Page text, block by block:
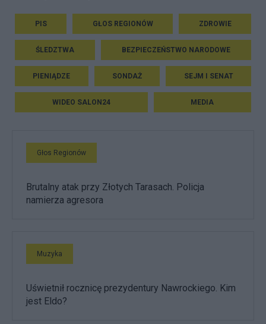
PIS GŁOS REGIONÓW ZDROWIE
ŚLEDZTWA BEZPIECZEŃSTWO NARODOWE
PIENIĄDZE SONDAŻ SEJM I SENAT
WIDEO SALON24 MEDIA
Głos Regionów
Brutalny atak przy Złotych Tarasach. Policja
namierza agresora
Muzyka
Uświetnił rocznicę prezydentury Nawrockiego. Kim
jest Eldo?